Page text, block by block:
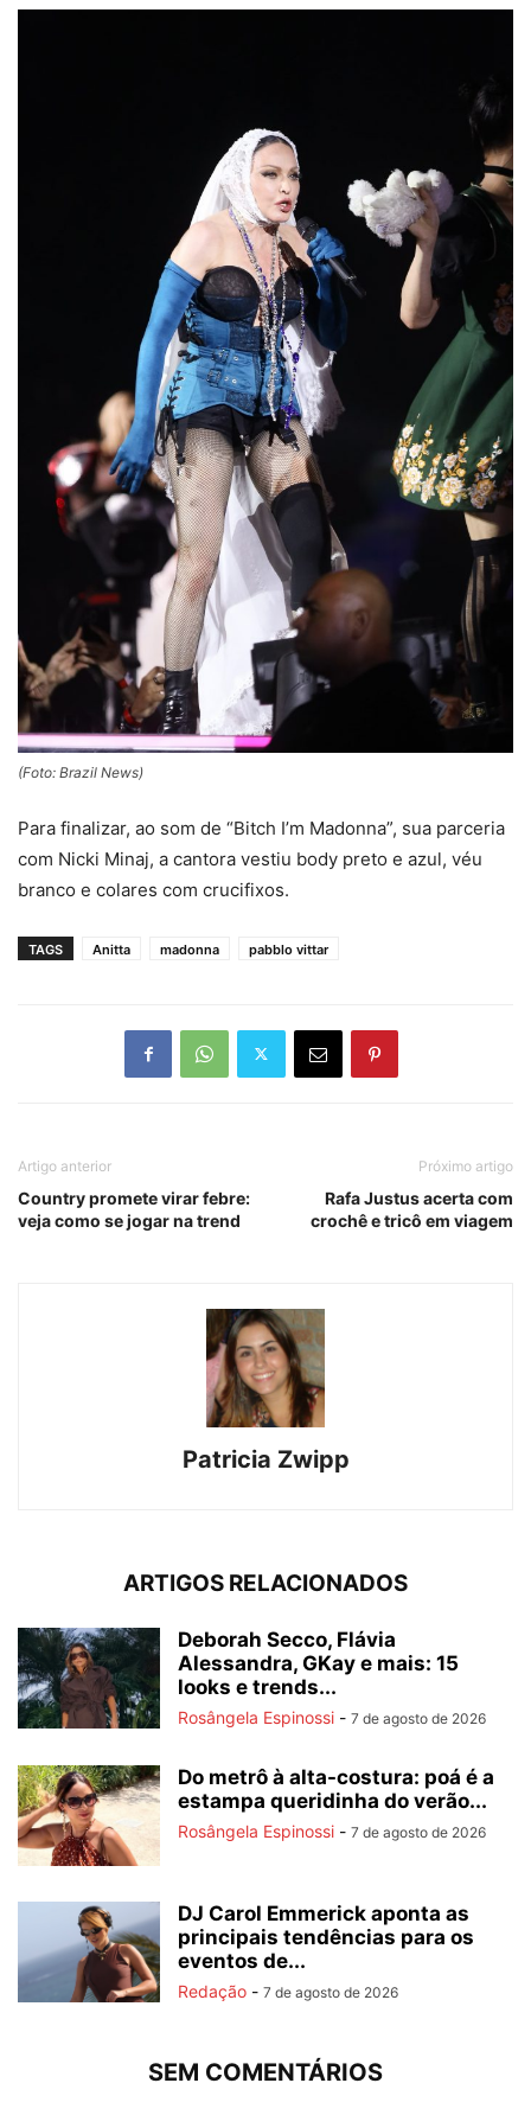
(Foto: Brazil News)
Para finalizar, ao som de “Bitch I’m Madonna”, sua parceria
com Nicki Minaj, a cantora vestiu body preto e azul, véu
branco e colares com crucifixos.
TAGS Anitta madonna pabblo vittar
Artigo anterior
Country promete virar febre:
veja como se jogar na trend
Próximo artigo
Rafa Justus acerta com
crochê e tricô em viagem
Patricia Zwipp
ARTIGOS RELACIONADOS
Deborah Secco, Flávia
Alessandra, GKay e mais: 15
looks e trends...
Rosângela Espinossi - 7 de agosto de 2026
Do metrô à alta-costura: poá é a
estampa queridinha do verão...
Rosângela Espinossi - 7 de agosto de 2026
DJ Carol Emmerick aponta as
principais tendências para os
eventos de...
Redação - 7 de agosto de 2026
SEM COMENTÁRIOS